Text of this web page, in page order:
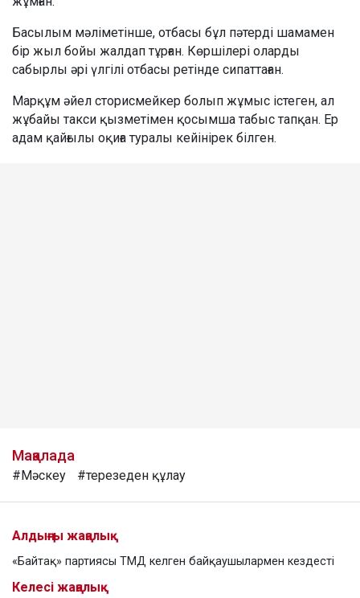
Басылым мәліметінше, отбасы бұл пәтерді шамамен
бір жыл бойы жалдап тұрған. Көршілері оларды
сабырлы әрі үлгілі отбасы ретінде сипаттаған.
Марқұм әйел сторисмейкер болып жұмыс істеген, ал
жұбайы такси қызметімен қосымша табыс тапқан. Ер
адам қайғылы оқиға туралы кейінірек білген.
Мақалада
#Мәскеу #терезеден құлау
Алдыңғы жаңалық
«Байтақ» партиясы ТМД келген байқаушылармен кездесті
Келесі жаңалық